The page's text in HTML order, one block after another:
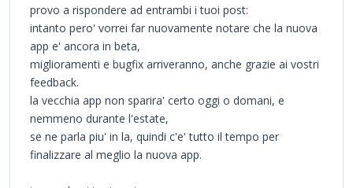
provo a rispondere ad entrambi i tuoi post:
intanto pero' vorrei far nuovamente notare che la nuova
app e' ancora in beta,
miglioramenti e bugfix arriveranno, anche grazie ai vostri
feedback.
la vecchia app non sparira' certo oggi o domani, e
nemmeno durante l'estate,
se ne parla piu' in la, quindi c'e' tutto il tempo per
finalizzare al meglio la nuova app.